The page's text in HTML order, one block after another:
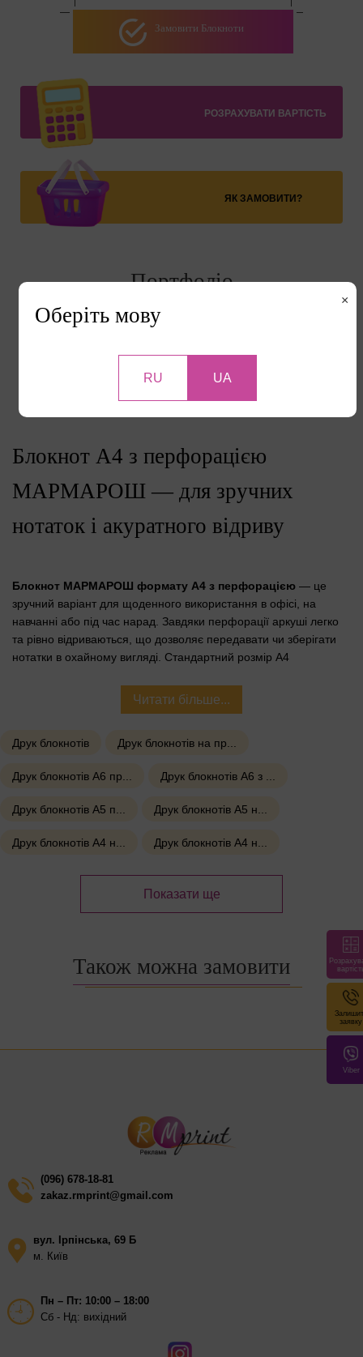
Замовити Блокноти
РОЗРАХУВАТИ ВАРТІСТЬ
ЯК ЗАМОВИТИ?
Портфоліо
Блокнот A4 з перфорацією
МАРМАРОШ — для зручних
нотаток і акуратного відриву
Блокнот МАРМАРОШ формату A4 з перфорацією — це
зручний варіант для щоденного використання в офісі, на
навчанні або під час нарад. Завдяки перфорації аркуші легко
та рівно відриваються, що дозволяє передавати чи зберігати
нотатки в охайному вигляді. Стандартний розмір A4
📏Формат A4 — ідеальний для навчання та роботи
✂️Перфорація з боку кріплення— листки легко
якої сторінки
Підходить для брендування— можливий логотип,
слоган, фірмовий дизайн
Розмір: A4
Папір: офсетний, 80 г/м²
Перфорація: біля кріплення для легкого відриву
Друк: тиснення, шовкодрук, УФ
Читати більше...
Друк блокнотів Друк блокнотів на пр...
Друк блокнотів А6 пр... Друк блокнотів А6 з ...
Друк блокнотів А5 п... Друк блокнотів A5 н...
Друк блокнотів A4 н... Друк блокнотів A4 н...
Показати ще
Також можна замовити
(096) 678-18-81
zakaz.rmprint@gmail.com
вул. Ірпінська, 69 Б
м. Київ
Пн – Пт: 10:00 – 18:00
Сб - Нд: вихідний
×
Оберіть мову
RU UA
заявку
Viber